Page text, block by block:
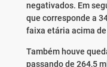
negativados. Em
que corresponde a
faixa etária acima
Também houve
passando de 264,5